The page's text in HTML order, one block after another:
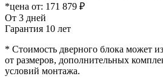
*цена от: 171 879 ₽
От 3 дней
Гарантия 10 лет
* Стоимость дверного блока может
от размеров, дополнительных
условий монтажа.